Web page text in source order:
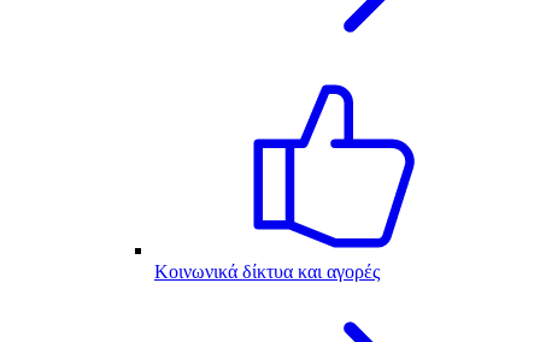
Κοινωνικά δίκτυα και αγορές